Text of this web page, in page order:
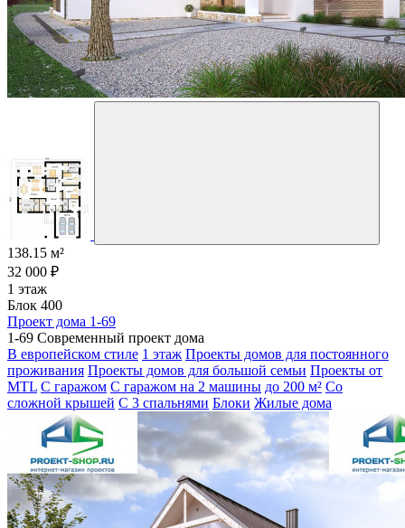
138.15 м²
32 000 ₽
1 этаж
Блок 400
Проект дома 1-69
1-69 Современный проект дома
В европейском стиле 1 этаж Проекты домов для постоянного
проживания Проекты домов для большой семьи Проекты от
MTL С гаражом С гаражом на 2 машины до 200 м² Со
сложной крышей С 3 спальнями Блоки Жилые дома